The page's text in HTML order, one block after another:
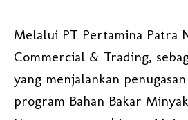
Melalui PT Pertamina Patra
Commercial & Trading,
yang menjalankan
program Bahan Bakar